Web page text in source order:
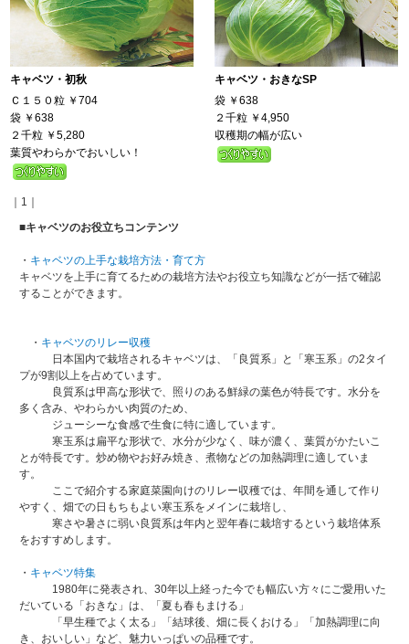
キャベツ・初秋
Ｃ１５０粒 ￥704
袋 ￥638
２千粒 ￥5,280
葉質やわらかでおいしい！
キャベツ・おきなSP
袋 ￥638
２千粒 ￥4,950
収穫期の幅が広い
｜1｜
■キャベツのお役立ちコンテンツ
・ キャベツの上手な栽培方法・育て方
キャベツを上手に育てるための栽培方法やお役立ち知識などが一括で確認
することができます。
・ キャベツのリレー収穫
日本国内で栽培されるキャベツは、「良質系」と「寒玉系」の2タイ
プが9割以上を占めています。
良質系は甲高な形状で、照りのある鮮緑の葉色が特長です。水分を
多く含み、やわらかい肉質のため、
ジューシーな食感で生食に特に適しています。
寒玉系は扁平な形状で、水分が少なく、味が濃く、葉質がかたいこ
とが特長です。炒め物やお好み焼き、煮物などの加熱調理に適していま
す。
ここで紹介する家庭菜園向けのリレー収穫では、年間を通して作り
やすく、畑での日もちもよい寒玉系をメインに栽培し、
寒さや暑さに弱い良質系は年内と翌年春に栽培するという栽培体系
をおすすめします。
・ キャベツ特集
1980年に発表され、30年以上経った今でも幅広い方々にご愛用いた
だいている「おきな」は、「夏も春もまける」
「早生種でよく太る」「結球後、畑に長くおける」「加熱調理に向
き、おいしい」など、魅力いっぱいの品種です。